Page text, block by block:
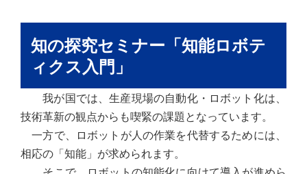
知の探究セミナー「知能ロボテ
ィクス入門」
我が国では、生産現場の自動化・ロボット化は、
技術革新の観点からも喫緊の課題となっています。
一方で、ロボットが人の作業を代替するためには、
相応の「知能」が求められます。